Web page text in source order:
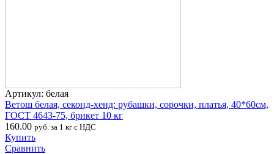
Артикул: белая
Ветош белая, секонд-хенд: рубашки, сорочки, платья, 40*60см,
ГОСТ 4643-75, брикет 10 кг
160.00 руб. за 1 кг с НДС
Купить
Сравнить